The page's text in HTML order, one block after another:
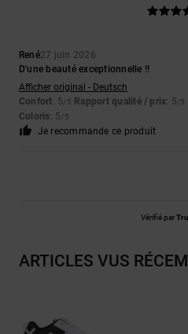
René27 juin 2026
D'une beauté exceptionnelle !!
Afficher original - Deutsch
Confort: 5/5 Rapport qualité / prix: 5/5
Coloris: 5/5
Je recommande ce produit
Vérifié par
ARTICLES VUS